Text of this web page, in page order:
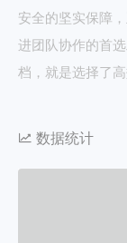
安全的坚实保障
进团队协作的首
档，就是选择了
数据统计